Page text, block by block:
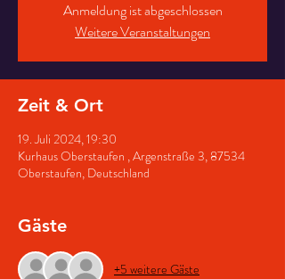
Anmeldung ist abgeschlossen
Weitere Veranstaltungen
Zeit & Ort
19. Juli 2024, 19:30
Kurhaus Oberstaufen , Argenstraße 3, 87534
Oberstaufen, Deutschland
Gäste
+5 weitere Gäste